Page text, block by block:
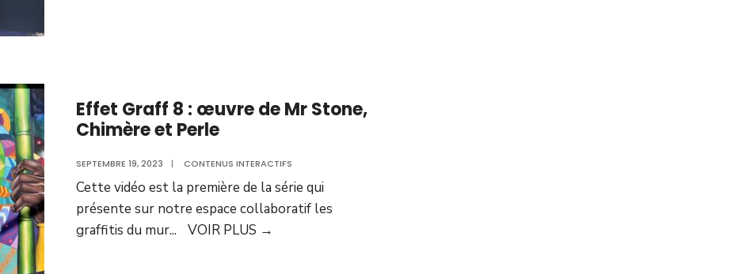
Effet Graff 8 : œuvre de Mr Stone,
Chimère et Perle
SEPTEMBRE 19, 2023 | CONTENUS INTERACTIFS
Cette vidéo est la première de la série qui
présente sur notre espace collaboratif les
graffitis du mur... VOIR PLUS →